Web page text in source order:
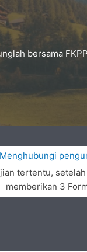
bersama
tertentu,
memberikan 3